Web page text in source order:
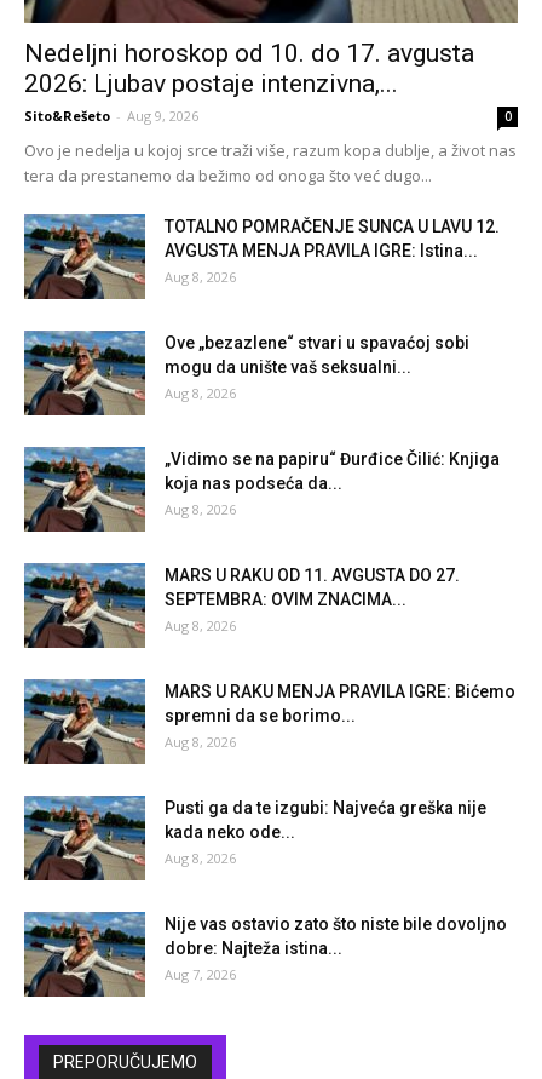
Nedeljni horoskop od 10. do 17. avgusta
2026: Ljubav postaje intenzivna,...
Sito&Rešeto - Aug 9, 2026 0
Ovo je nedelja u kojoj srce traži više, razum kopa dublje, a život nas
tera da prestanemo da bežimo od onoga što već dugo...
TOTALNO POMRAČENJE SUNCA U LAVU 12.
AVGUSTA MENJA PRAVILA IGRE: Istina...
Aug 8, 2026
Ove „bezazlene“ stvari u spavaćoj sobi
mogu da unište vaš seksualni...
Aug 8, 2026
„Vidimo se na papiru“ Đurđice Čilić: Knjiga
koja nas podseća da...
Aug 8, 2026
MARS U RAKU OD 11. AVGUSTA DO 27.
SEPTEMBRA: OVIM ZNACIMA...
Aug 8, 2026
MARS U RAKU MENJA PRAVILA IGRE: Bićemo
spremni da se borimo...
Aug 8, 2026
Pusti ga da te izgubi: Najveća greška nije
kada neko ode...
Aug 8, 2026
Nije vas ostavio zato što niste bile dovoljno
dobre: Najteža istina...
Aug 7, 2026
PREPORUČUJEMO